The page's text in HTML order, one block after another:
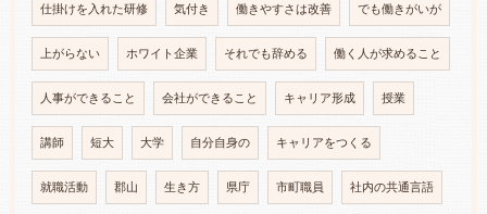
仕掛けを入れた研修 気付き 働きやすさは改善 でも働きがいが
上がらない ホワイト企業 それでも辞める 働く人が求めること
人事ができること 会社ができること キャリア形成 授業
講師 短大 大学 自分自身の キャリアをつくる
就職活動 郡山 生き方 県庁 市町職員 社内の共通言語